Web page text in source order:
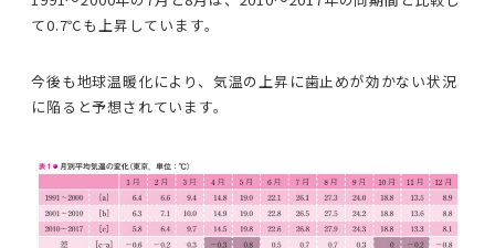
て0.7℃も上昇しています。
今後も地球温暖化により、気温の上昇に歯止めが効かない状況
に陥ると予想されています。